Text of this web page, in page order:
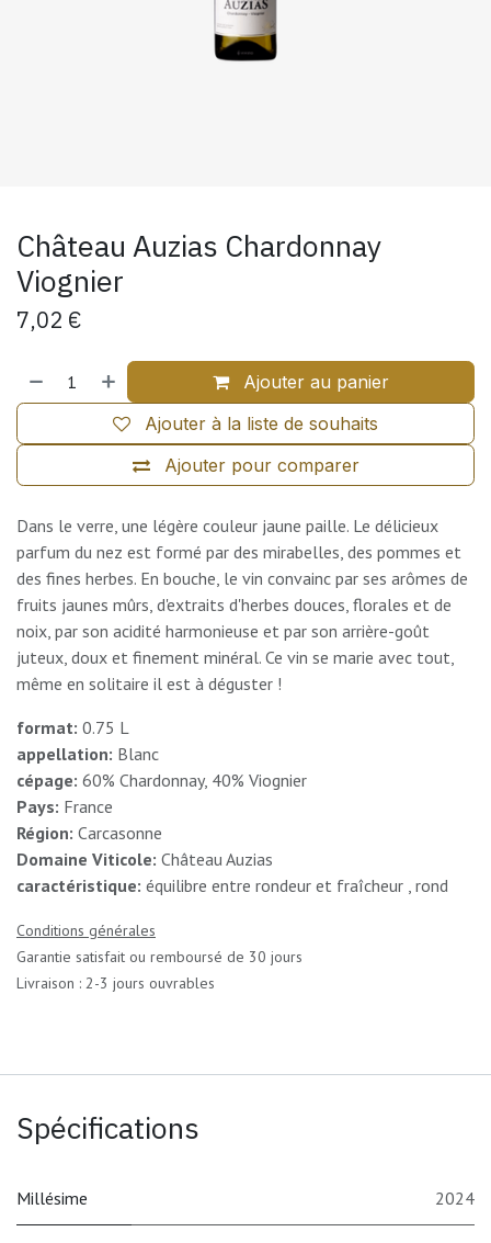
Château Auzias Chardonnay
Viognier
7,02 €
Ajouter au panier
Ajouter pour comparer
Ajouter à la liste de souhaits
Dans le verre, une légère couleur jaune paille. Le délicieux
parfum du nez est formé par des mirabelles, des pommes et
des fines herbes. En bouche, le vin convainc par ses arômes de
fruits jaunes mûrs, d'extraits d'herbes douces, florales et de
noix, par son acidité harmonieuse et par son arrière-goût
juteux, doux et finement minéral. Ce vin se marie avec tout,
même en solitaire il est à déguster !
format: 0.75 L
appellation: Blanc
cépage: 60% Chardonnay, 40% Viognier
Pays: France
Région: Carcasonne
Domaine Viticole: Château Auzias
caractéristique: équilibre entre rondeur et fraîcheur , rond
Conditions générales
Garantie satisfait ou remboursé de 30 jours
Livraison : 2-3 jours ouvrables
Spécifications
Millésime 2024